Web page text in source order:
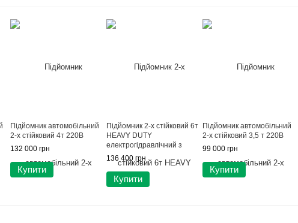
Підйомник автомобільний
2-х стійковий 4т 220В
132 000 грн
Купити
Підйомник 2-х стійковий 6т
HEAVY DUTY
електрогідравлічний з
нижньою синхронізацією
220В POWERLIFT PWR-
260E-220
136 400 грн
Купити
Підйомник автомобільний
2-х стійковий 3,5 т 220В
99 000 грн
Купити